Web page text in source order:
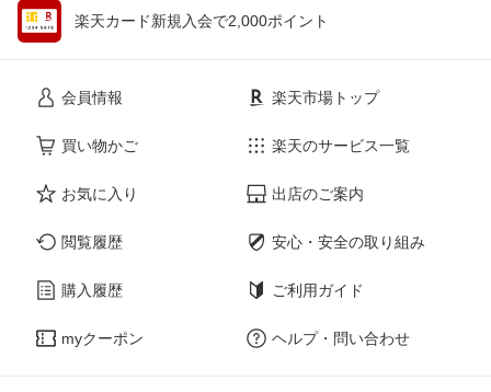
楽天カード新規入会で2,000ポイント
会員情報
買い物かご
お気に入り
閲覧履歴
購入履歴
myクーポン
楽天市場トップ
楽天のサービス一覧
出店のご案内
安心・安全の取り組み
ご利用ガイド
ヘルプ・問い合わせ